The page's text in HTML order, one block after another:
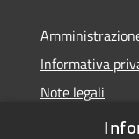
Informativa
Note legali
Dichiarazione